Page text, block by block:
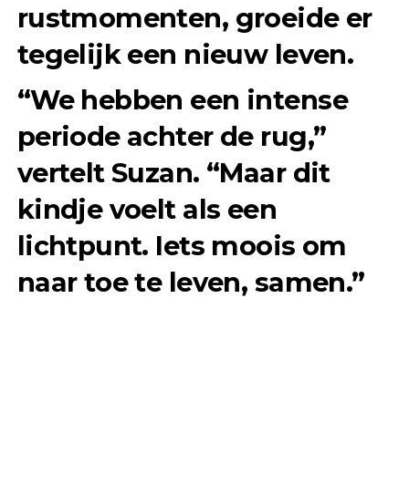
rustmomenten, groeide er
tegelijk een nieuw leven.
“We hebben een intense
periode achter de rug,”
vertelt Suzan. “Maar dit
kindje voelt als een
lichtpunt. Iets moois om
naar toe te leven, samen.”